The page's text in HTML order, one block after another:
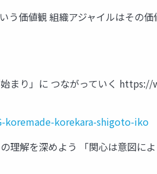
う価値観 組織アジャイルはその
まり」に つながっていく
koremade-korekara-shigoto-iko
理解を深めよう 「関心は意図に